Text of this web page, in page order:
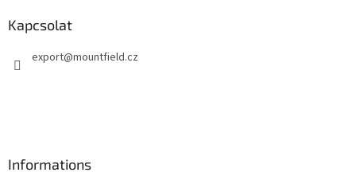
Kapcsolat
export@mountfield.cz
Informations